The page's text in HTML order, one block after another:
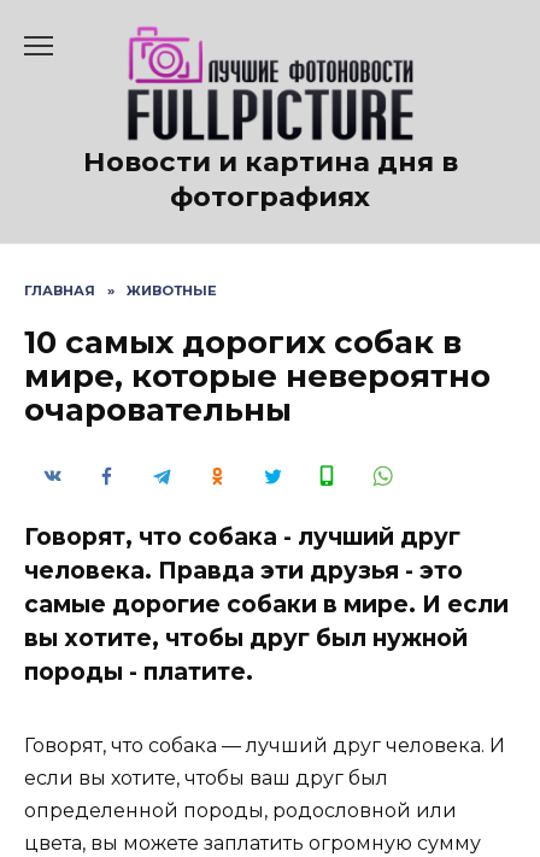
содержанию
Новости и картина дня в
фотографиях
ГЛАВНАЯ » ЖИВОТНЫЕ
10 самых дорогих собак в
мире, которые невероятно
очаровательны
Говорят, что собака - лучший друг
человека. Правда эти друзья - это
самые дорогие собаки в мире. И если
вы хотите, чтобы друг был нужной
породы - платите.
Говорят, что собака — лучший друг человека. И
если вы хотите, чтобы ваш друг был
определенной породы, родословной или
цвета, вы можете заплатить огромную сумму